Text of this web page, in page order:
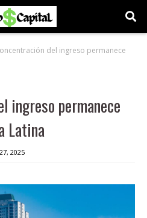
del ingreso permanece
ingreso permanece
Latina
2025